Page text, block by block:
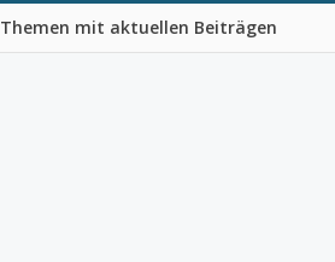
Themen mit aktuellen Beiträgen